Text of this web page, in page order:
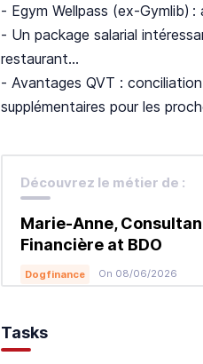
- Egym Wellpass (ex-Gymlib)
- Un package salarial
restaurant…
- Avantages QVT :
supplémentaires pour les
Découvrez le métier de :
Marie-Anne,
Financière at BDO
Dogfinance On 08/06/2026
Tasks